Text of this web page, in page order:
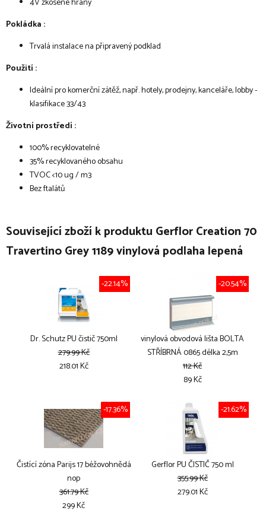
Pokládka :
Trvalá instalace na připravený podklad
Použití :
Ideální pro komerční zátěž, např. hotely, prodejny, kanceláře, lobby -
klasifikace 33/43
Životní prostředí :
100% recyklovatelné
35% recyklovaného obsahu
TVOC <10 ug / m3
Bez ftalátů
Související zboží k produktu Gerflor Creation 70
Travertino Grey 1189 vinylová podlaha lepená
Dr. Schutz PU čistič 750ml
-22.14%
279.99 Kč
218.01 Kč
vinylová obvodová lišta BOLTA
STŘÍBRNÁ 0865 délka 2,5m
-20.54%
112 Kč
89 Kč
Čistící zóna Parijs 17 béžovohnědá
nop
-17.36%
361.79 Kč
299 Kč
Gerflor PU ČISTIČ 750 ml
-21.62%
355.99 Kč
279.01 Kč